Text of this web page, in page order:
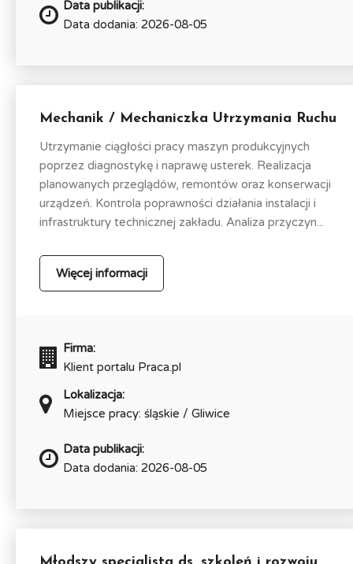
Data publikacji:
Data dodania: 2026-08-05
Mechanik / Mechaniczka Utrzymania Ruchu
Utrzymanie ciągłości pracy maszyn produkcyjnych
poprzez diagnostykę i naprawę usterek. Realizacja
planowanych przeglądów, remontów oraz konserwacji
urządzeń. Kontrola poprawności działania instalacji i
infrastruktury technicznej zakładu. Analiza przyczyn...
Więcej informacji
Firma:
Klient portalu Praca.pl
Lokalizacja:
Miejsce pracy: śląskie / Gliwice
Data publikacji:
Data dodania: 2026-08-05